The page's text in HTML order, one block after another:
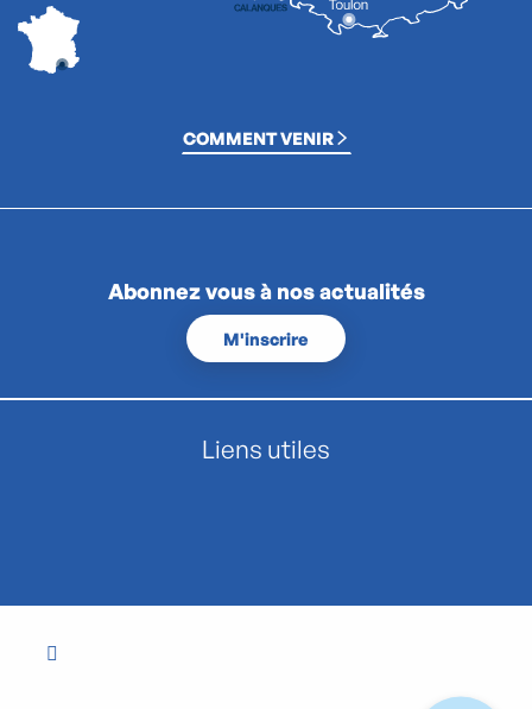
COMMENT VENIR
Abonnez vous à nos actualités
M'inscrire
Liens utiles